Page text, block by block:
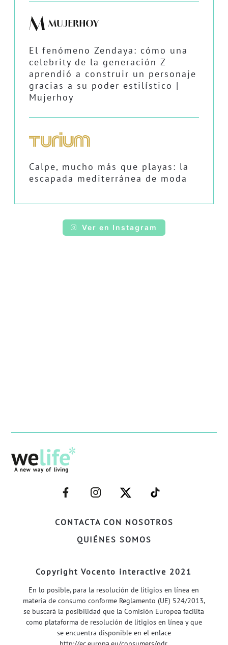
El fenómeno Zendaya: cómo una
celebrity de la generación Z
aprendió a construir un personaje
gracias a su poder estilístico |
Mujerhoy
Calpe, mucho más que playas: la
escapada mediterránea de moda
Ver en Instagram
CONTACTA CON NOSOTROS
QUIÉNES SOMOS
–
FACEBOOK–
–
INSTAGRAM–
–
TWITTER–
–
WELIFE–
Copyright Vocento interactive 2021
En lo posible, para la resolución de litigios en línea en
materia de consumo conforme Reglamento (UE) 524/2013,
se buscará la posibilidad que la Comisión Europea facilita
como plataforma de resolución de litigios en línea y que
se encuentra disponible en el enlace